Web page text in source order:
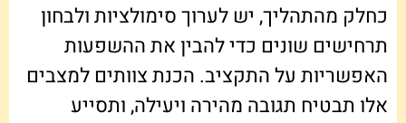
כחלק מהתהליך, יש לערוך סימולציות ולבחון
תרחישים שונים כדי להבין את ההשפעות
האפשריות על התקציב. הכנת צוותים למצבים
אלו תבטיח תגובה מהירה ויעילה, ותסייע